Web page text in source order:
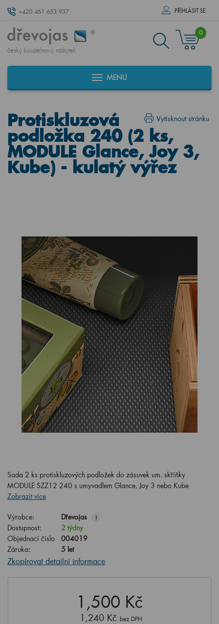
+420 461 653 937 PŘÍHLÁSIT SE
český koupelnový nábytek
0
MENU
Vytisknout stránku
Protiskluzová
podložka 240 (2 ks,
MODULE Glance, Joy 3,
Kube) - kulatý výřez
Sada 2 ks protiskluzových podložek do zásuvek um. skříňky
MODULE SZZ12 240 s umyvadlem Glance, Joy 3 nebo Kube
Zobrazit více
Výrobce: Dřevojas i
Dostupnost:
2 týdny
Objednací číslo
004019
Záruka:
5 let
Zkopírovat detailní informace
1,500 Kč
1,240 Kč bez DPH